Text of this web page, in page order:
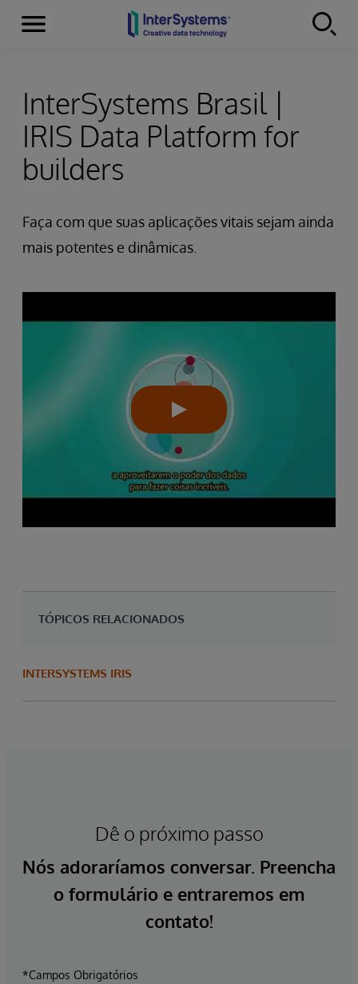
Skip to content
Menu
InterSystems Brasil |
IRIS Data Platform for
builders
Faça com que suas aplicações vitais sejam ainda
mais potentes e dinâmicas.
TÓPICOS RELACIONADOS
INTERSYSTEMS IRIS
Dê o próximo passo
Nós adoraríamos conversar. Preencha
o formulário e entraremos em
contato!
*Campos Obrigatórios